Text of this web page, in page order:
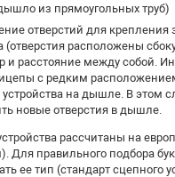
из прямоугольных труб)
отверстий для крепления
(отверстия расположены
и расстояние между собой.
с редким
устройства на дышле. В этом
новые отверстия в дышле.
рассчитаны на
Для правильного подбора
ее тип (стандарт сцепного